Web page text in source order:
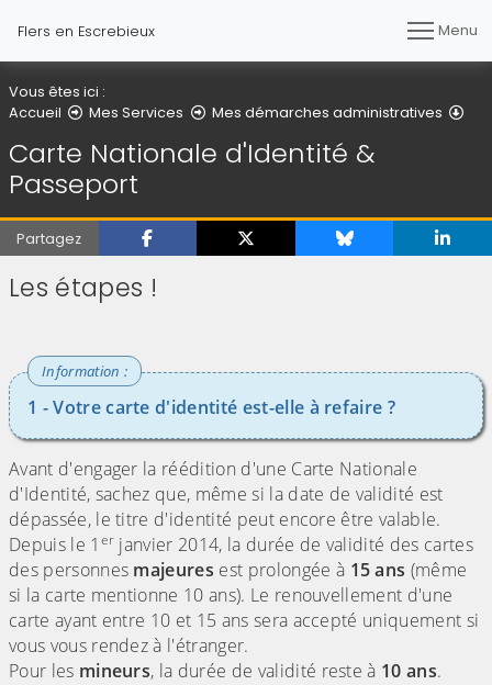
Flers en Escrebieux Menu
Vous êtes ici :
Accueil
Mes Services Mes démarches administratives
Carte Nationale d'Identité &
Passeport
Partagez
Les étapes !
1 - Votre carte d'identité est-elle à refaire ?
Avant d'engager la réédition d'une Carte Nationale
d'Identité, sachez que, même si la date de validité est
dépassée, le titre d'identité peut encore être valable.
Depuis le 1 er janvier 2014, la durée de validité des cartes
des personnes majeures est prolongée à 15 ans (même
si la carte mentionne 10 ans). Le renouvellement d'une
carte ayant entre 10 et 15 ans sera accepté uniquement si
vous vous rendez à l'étranger.
Pour les mineurs, la durée de validité reste à 10 ans.